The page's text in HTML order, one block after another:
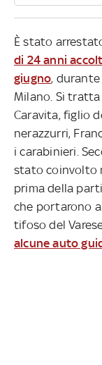
È stato
di 24 anni
giugno,
Milano. Si tratta
Caravita, figlio
nerazzurri,
i carabinieri.
stato coinvolto
prima della
che portarono
tifoso del
alcune auto